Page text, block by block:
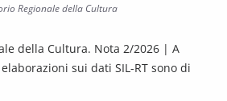
Regionale della Cultura
della Cultura. Nota 2/2026 | A
sui dati SIL-RT sono di